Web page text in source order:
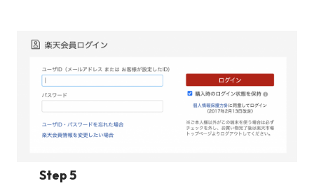
Step 5